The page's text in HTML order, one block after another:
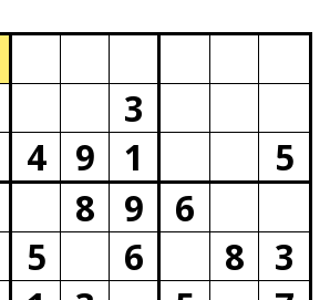
3
4 9 1
5
8 9
6
5 6 8
3